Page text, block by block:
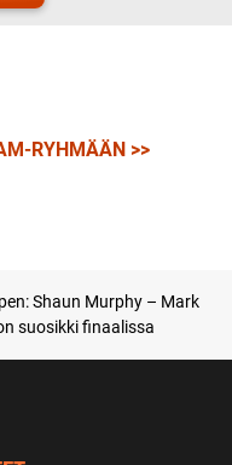
RYHMÄÄN >>
Shaun Murphy – Mark
suosikki finaalissa